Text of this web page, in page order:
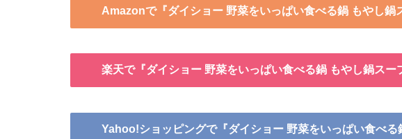
Amazonで『ダイショー 野菜をいっぱい食べる鍋 もやし鍋
楽天で『ダイショー 野菜をいっぱい食べる鍋 もやし鍋ス
Yahoo!ショッピングで『ダイショー 野菜をいっぱい食べ